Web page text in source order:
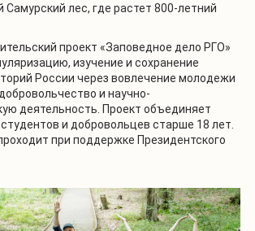
Самурский лес, где растет 800-летний
проект «Заповедное дело РГО»
изучение и сохранение
России через вовлечение молодежи
и научно-
деятельность. Проект объединяет
и добровольцев старше 18 лет.
при поддержке Президентского